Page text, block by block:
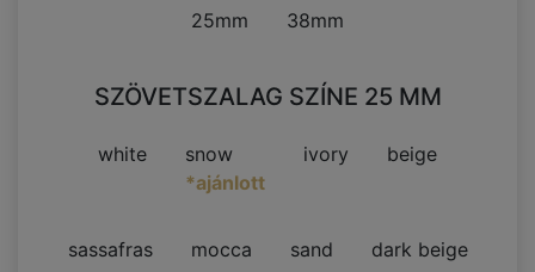
25mm 38mm
SZÖVETSZALAG SZÍNE 25 MM
white
snow
*ajánlott
ivory beige
sassafras mocca sand dark beige